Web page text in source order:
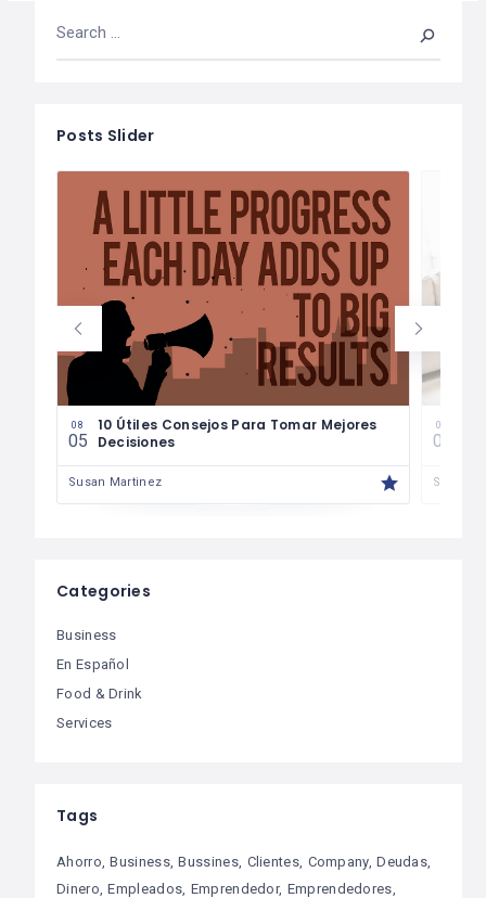
Posts Slider
08
05
10 Útiles Consejos Para Tomar Mejores
Decisiones
Susan Martinez
08
04
Susan
Categories
Business
En Español
Food & Drink
Services
Tags
Ahorro Business Bussines Clientes Company Deudas
Dinero Empleados Emprendedor Emprendedores